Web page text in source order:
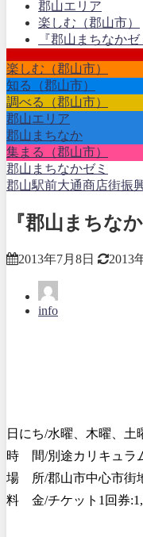
郡山エリア
楽しむ（郡山市）
『郡山まちなか
楽しむ（郡山市）
知る（郡山市）
調べる（郡山市）
郡山エリア
郡山まちなか
集まる（郡山市）
郡山まちなかゼミ
郡山駅前大通商店街振
『郡山まちな
2013年7月8日 2013
info
日にち/水曜、木曜、土
時 間/別途カリキュラ
場 所/郡山市中心市街
料 金/チケット1回券